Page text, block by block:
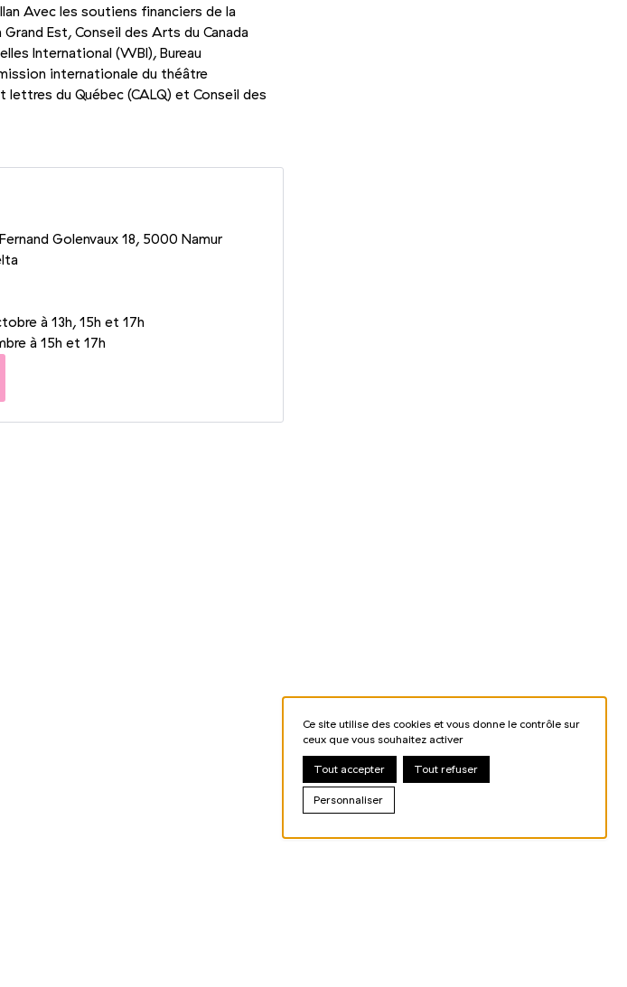
Avec les soutiens financiers de la
Est, Conseil des Arts du Canada
International (WBI), Bureau
internationale du théâtre
lettres du Québec (CALQ) et Conseil des
Golenvaux 18, 5000 Namur
à 13h, 15h et 17h
à 15h et 17h
Ce site utilise des cookies et vous donne le contrôle sur
ceux que vous souhaitez activer
Tout accepter Tout refuser
Personnaliser